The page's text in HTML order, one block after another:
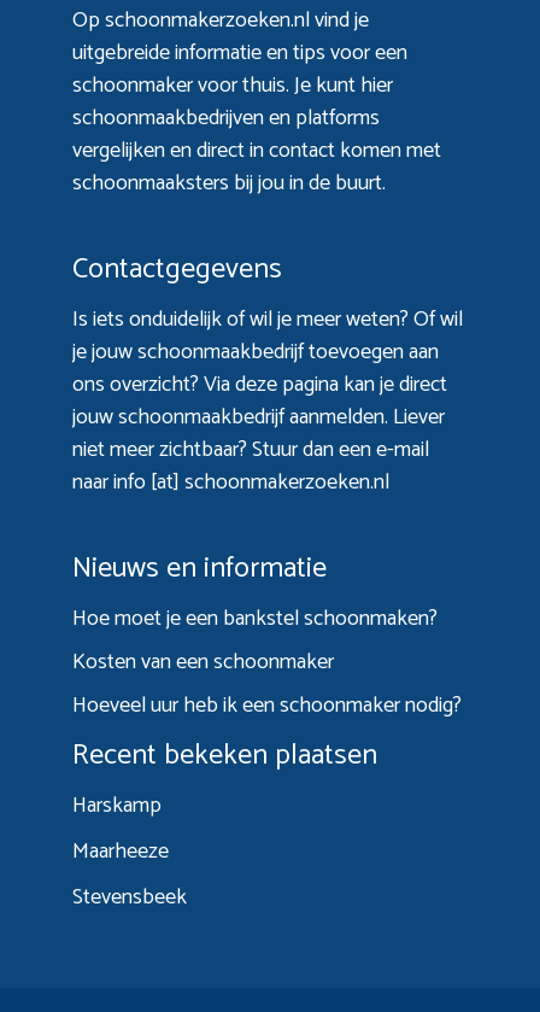
Op schoonmakerzoeken.nl vind je
uitgebreide informatie en tips voor een
schoonmaker voor thuis. Je kunt hier
schoonmaakbedrijven en platforms
vergelijken en direct in contact komen met
schoonmaaksters bij jou in de buurt.
Contactgegevens
Is iets onduidelijk of wil je meer weten? Of wil
je jouw schoonmaakbedrijf toevoegen aan
ons overzicht? Viadeze paginakan je direct
jouw schoonmaakbedrijf aanmelden. Liever
niet meer zichtbaar? Stuur dan een e-mail
naar info [at] schoonmakerzoeken.nl
Nieuws en informatie
Hoe moet je een bankstel schoonmaken?
Kosten van een schoonmaker
Hoeveel uur heb ik een schoonmaker nodig?
Recent bekeken plaatsen
Harskamp
Maarheeze
Stevensbeek